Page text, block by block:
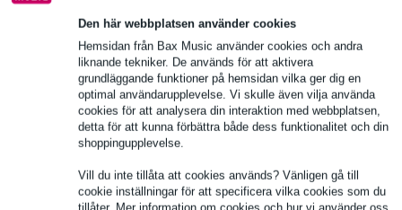
Den här webbplatsen använder cookies
Hemsidan från Bax Music använder cookies och andra
liknande tekniker. De används för att aktivera
grundläggande funktioner på hemsidan vilka ger dig en
optimal användarupplevelse. Vi skulle även vilja använda
cookies för att analysera din interaktion med webbplatsen,
detta för att kunna förbättra både dess funktionalitet och din
shoppingupplevelse.
Vill du inte tillåta att cookies används? Vänligen gå till
cookie inställningar för att specificera vilka cookies som du
tillåter. Mer information om cookies och hur vi använder oss
Produktinformation
Walrus Audio DFX-1 multieffekt för trummisar
designad i samarbete med Aaron Sterling
3 effekter: kompression, reverb, delay
kompression: VCA Comp, baserad på API 2500 FET Comp,
baserad på FET 1176 funktioner: tröskel, attack, release, VCA-
eller FET-omkopplare
för mjukt, varmt studioreverb funktioner: reverb mix, decay, tone,
plate eller spring switch